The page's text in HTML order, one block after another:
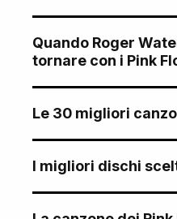
Quando Roger
tornare con i Pink
Le 30 migliori
I migliori dischi